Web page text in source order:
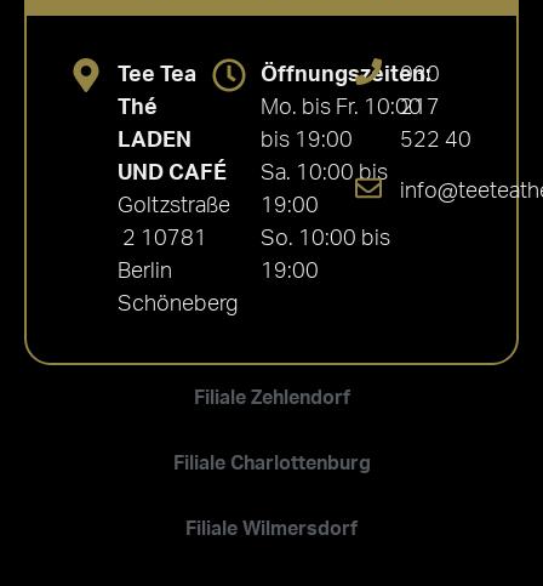
Filiale Zehlendorf
Filiale Charlottenburg
Filiale Wilmersdorf
Tee Tea
Thé
LADEN
UND CAFÉ
Goltzstraße
2 10781
Berlin
Schöneberg
Öffnungszeiten:
Mo. bis Fr. 10:00
bis 19:00
Sa. 10:00 bis
19:00
So. 10:00 bis
19:00
030
217
522 40